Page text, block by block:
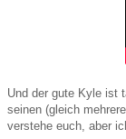
Und der gute Kyle ist
seinen (gleich
verstehe euch, aber